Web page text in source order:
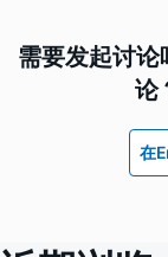
需要发起讨论
论
在